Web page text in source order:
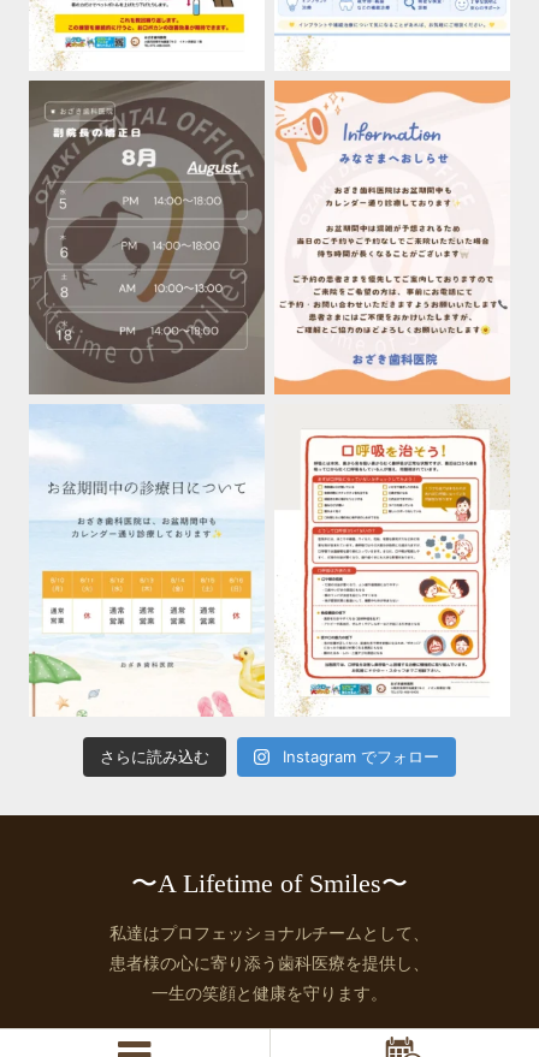
さらに読み込む Instagram でフォロー
〜A Lifetime of Smiles〜
私達はプロフェッショナルチームとして、
患者様の心に寄り添う歯科医療を提供し、
一生の笑顔と健康を守ります。
© 2026 https://ozaki.osaka.jp, All rights Reserved.